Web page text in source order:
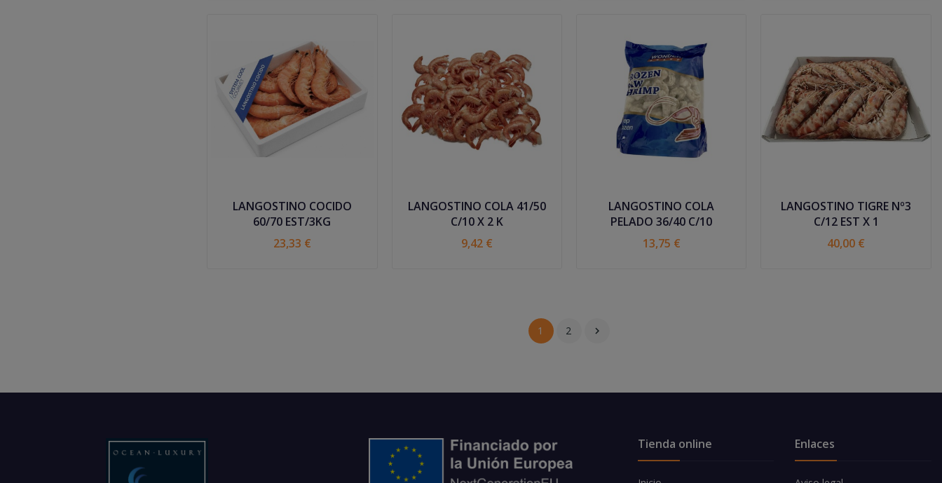
LANGOSTINO COCIDO
60/70 EST/3KG
23,33 €
LANGOSTINO COLA 41/50
C/10 X 2 K
9,42 €
LANGOSTINO COLA
PELADO 36/40 C/10
13,75 €
LANGOSTINO TIGRE Nº3
C/12 EST X 1
40,00 €
1 2 
Tienda online Enlaces